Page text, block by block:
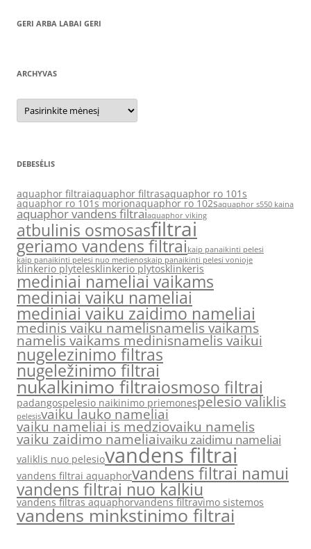
GERI ARBA LABAI GERI
ARCHYVAS
Archyvas
DEBESĖLIS
aquaphor filtraiaquaphor filtrasaquaphor ro 101s
aquaphor ro 101s morionaquaphor ro 102saquaphor s550 kaina
aquaphor vandens filtraiaquaphor viking
atbulinis osmosasfiltrai
geriamo vandens filtraikaip panaikinti pelesi
kaip panaikinti pelesi nuo medienoskaip panaikinti pelesi vonioje
klinkerio plytelesklinkerio plytosklinkeris
mediniai nameliai vaikams
mediniai vaiku nameliai
mediniai vaiku zaidimo nameliai
medinis vaiku namelisnamelis vaikams
namelis vaikams medinisnamelis vaikui
nugelezinimo filtras
nugeležinimo filtrai
nukalkinimo filtraiosmoso filtrai
padangospelesio naikinimo priemonespelesio valiklis
pelesisvaiku lauko nameliai
vaiku nameliai is medziovaiku namelis
vaiku zaidimo nameliaivaiku zaidimu nameliai
valiklis nuo pelesiovandens filtrai
vandens filtrai aquaphorvandens filtrai namui
vandens filtrai nuo kalkiu
vandens filtras aquaphorvandens filtravimo sistemos
vandens minkstinimo filtrai